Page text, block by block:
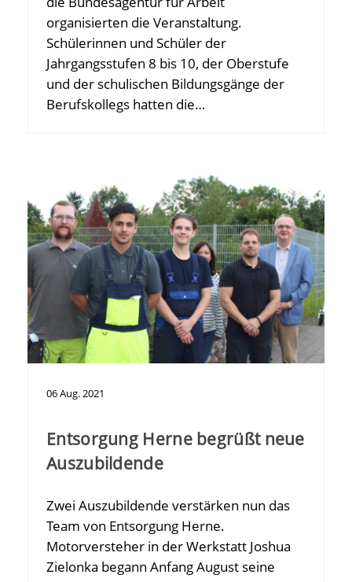
organisierten die Veranstaltung.
Schülerinnen und Schüler der
Jahrgangsstufen 8 bis 10, der Oberstufe
und der schulischen Bildungsgänge der
Berufskollegs hatten die…
06Aug.2021
Entsorgung Herne begrüßt neue
Auszubildende
Zwei Auszubildende verstärken nun das
Team von Entsorgung Herne.
Motorversteher in der Werkstatt Joshua
Zielonka begann Anfang August seine